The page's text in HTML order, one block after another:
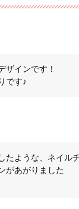
ザインです！
です♪
たような、ネイル
があがりました